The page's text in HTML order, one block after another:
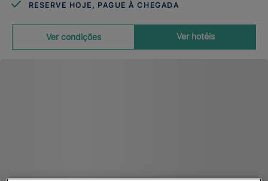
RESERVE HOJE, PAGUE À CHEGADA
Ver hotéis
Ver condições